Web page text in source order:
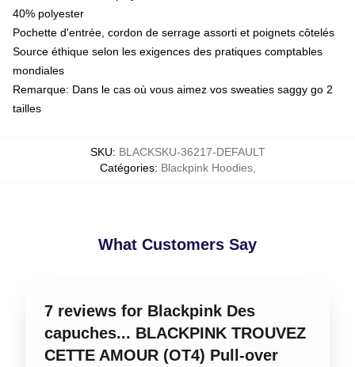
40% polyester
Pochette d'entrée, cordon de serrage assorti et poignets côtelés
Source éthique selon les exigences des pratiques comptables
mondiales
Remarque: Dans le cas où vous aimez vos sweaties saggy go 2
tailles
SKU: BLACKSKU-36217-DEFAULT
Catégories: Blackpink Hoodies,
What Customers Say
7 reviews for Blackpink Des
capuches... BLACKPINK TROUVEZ
CETTE AMOUR (OT4) Pull-over